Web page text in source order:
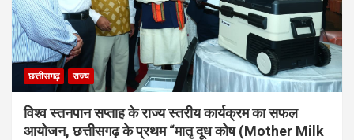
छत्तीसगढ़ राज्य
विश्व स्तनपान सप्ताह के राज्य स्तरीय कार्यक्रम का सफल
आयोजन, छत्तीसगढ़ के प्रथम “मातृ दूध कोष (Mother Milk